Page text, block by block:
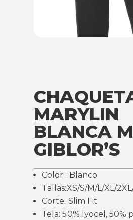
MARYLIN
BLANCA
GIBLOR’S
Color : Blanco
Tallas:XS/S/M/L/XL/
Corte: Slim Fit
Tela: 50% lyocel, 50%